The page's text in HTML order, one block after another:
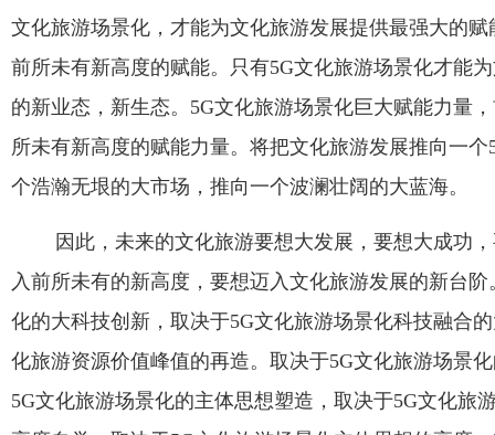
文化旅游场景化，才能为文化旅游发展提供最强大的
前所未有新高度的赋能。只有5G文化旅游场景化才能
的新业态，新生态。 5G文化旅游场景化巨大赋能力量
所未有新高度的赋能力量。将把文化旅游发展推向一个
个浩瀚无垠的大市场，推向一个波澜壮阔的大蓝海。
因此，未来的文化旅游要想大发展，要想大成功
入前所未有的新高度，要想迈入文化旅游发展的新台阶
化的大科技创新，取决于5G文化旅游场景化科技融合
化旅游资源价值峰值的再造。取决于5G文化旅游场景
5G文化旅游场景化的主体思想塑造，取决于5G文化旅